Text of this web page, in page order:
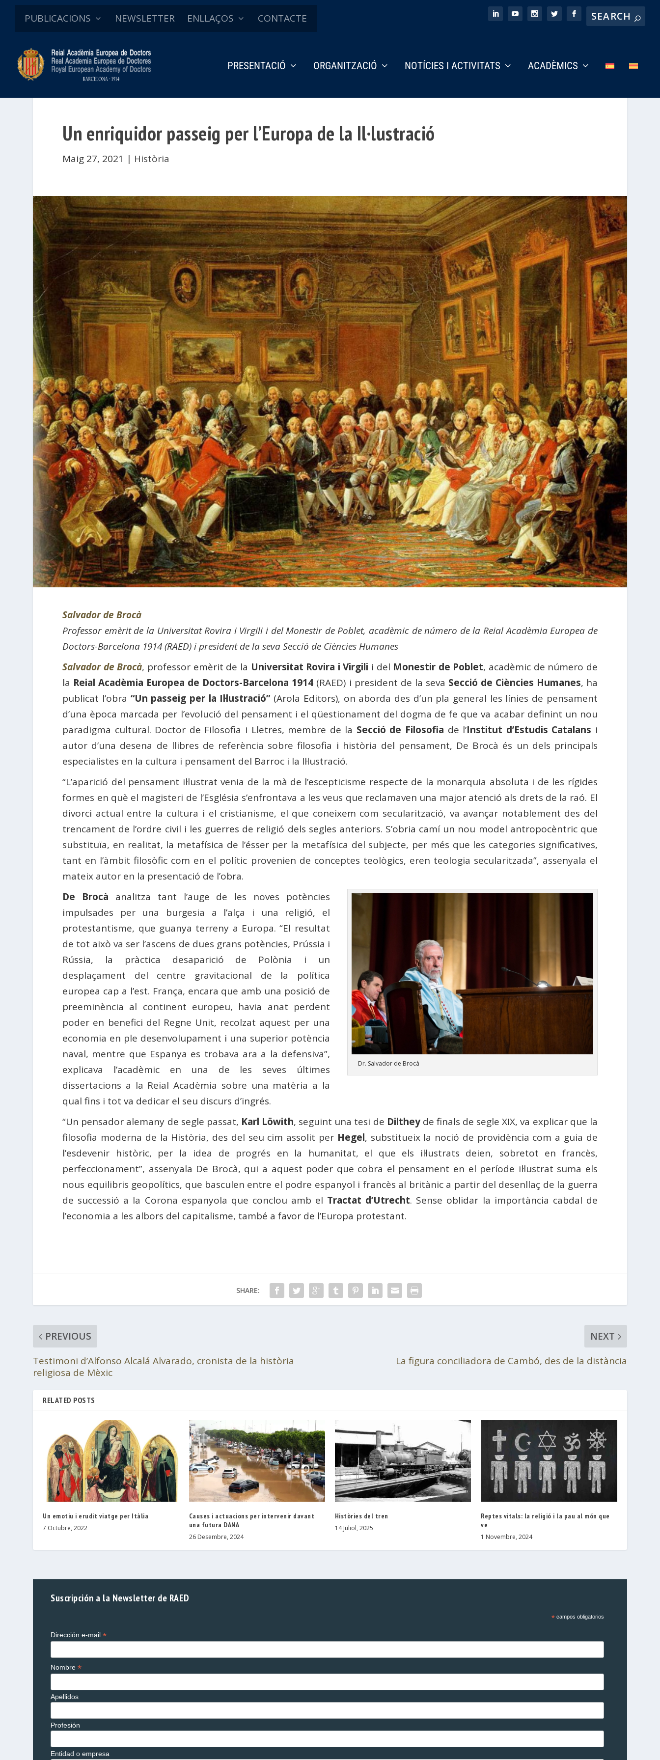
PUBLICACIONS NEWSLETTER ENLLAÇOS CONTACTE
PRESENTACIÓ ORGANITZACIÓ NOTÍCIES I ACTIVITATS ACADÈMICS
Un enriquidor passeig per l’Europa de la Il·lustració
Maig 27, 2021 | Història
Salvador de Brocà
Professor emèrit de la Universitat Rovira i Virgili i del Monestir de Poblet, acadèmic de número de la Reial Acadèmia Europea de
Doctors-Barcelona 1914 (RAED) i president de la seva Secció de Ciències Humanes
Salvador de Brocà, professor emèrit de la Universitat Rovira i Virgili i del Monestir de Poblet, acadèmic de número de
la Reial Acadèmia Europea de Doctors-Barcelona 1914 (RAED) i president de la seva Secció de Ciències Humanes, ha
publicat l’obra “Un passeig per la Il·lustració” (Arola Editors), on aborda des d’un pla general les línies de pensament
d’una època marcada per l’evolució del pensament i el qüestionament del dogma de fe que va acabar definint un nou
paradigma cultural. Doctor de Filosofia i Lletres, membre de la Secció de Filosofia de l’Institut d’Estudis Catalans i
autor d’una desena de llibres de referència sobre filosofia i història del pensament, De Brocà és un dels principals
especialistes en la cultura i pensament del Barroc i la Il·lustració.
“L’aparició del pensament il·lustrat venia de la mà de l’escepticisme respecte de la monarquia absoluta i de les rígides
formes en què el magisteri de l’Església s’enfrontava a les veus que reclamaven una major atenció als drets de la raó. El
divorci actual entre la cultura i el cristianisme, el que coneixem com secularització, va avançar notablement des del
trencament de l’ordre civil i les guerres de religió dels segles anteriors. S’obria camí un nou model antropocèntric que
substituïa, en realitat, la metafísica de l’ésser per la metafísica del subjecte, per més que les categories significatives,
tant en l’àmbit filosòfic com en el polític provenien de conceptes teològics, eren teologia secularitzada”, assenyala el
mateix autor en la presentació de l’obra.
Dr. Salvador de Brocà
De Brocà analitza tant l’auge de les noves potències
impulsades per una burgesia a l’alça i una religió, el
protestantisme, que guanya terreny a Europa. “El resultat
de tot això va ser l’ascens de dues grans potències, Prússia i
Rússia, la pràctica desaparició de Polònia i un
desplaçament del centre gravitacional de la política
europea cap a l’est. França, encara que amb una posició de
preeminència al continent europeu, havia anat perdent
poder en benefici del Regne Unit, recolzat aquest per una
economia en ple desenvolupament i una superior potència
naval, mentre que Espanya es trobava ara a la defensiva”,
explicava l’acadèmic en una de les seves últimes
dissertacions a la Reial Acadèmia sobre una matèria a la
qual fins i tot va dedicar el seu discurs d’ingrés.
“Un pensador alemany de segle passat, Karl Löwith, seguint una tesi de Diltheyde finals de segle XIX, va explicar que la
filosofia moderna de la Història, des del seu cim assolit per Hegel, substitueix la noció de providència com a guia de
l’esdevenir històric, per la idea de progrés en la humanitat, el que els il·lustrats deien, sobretot en francès,
perfeccionament”, assenyala De Brocà, qui a aquest poder que cobra el pensament en el període il·lustrat suma els
nous equilibris geopolítics, que basculen entre el podre espanyol i francès al britànic a partir del desenllaç de la guerra
de successió a la Corona espanyola que conclou amb el Tractat d’Utrecht. Sense oblidar la importància cabdal de
l’economia a les albors del capitalisme, també a favor de l’Europa protestant.
SHARE:
PREVIOUS
Testimoni d’Alfonso Alcalá Alvarado, cronista de la història
religiosa de Mèxic
NEXT
La figura conciliadora de Cambó, des de la distància
RELATED POSTS
Un emotiu i erudit viatge per Itàlia
7 Octubre, 2022
Causes i actuacions per intervenir davant
una futura DANA
26 Desembre, 2024
Històries del tren
14 Juliol, 2025
Reptes vitals: la religió i la pau al món que
ve
1 Novembre, 2024
Suscripción a la Newsletter de RAED
*campos obligatorios
Dirección e-mail*
Nombre*
Apellidos
Profesión
Entidad o empresa